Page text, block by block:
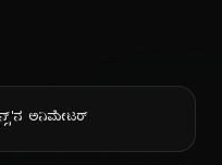
ಅನಿಮೇಟರ್